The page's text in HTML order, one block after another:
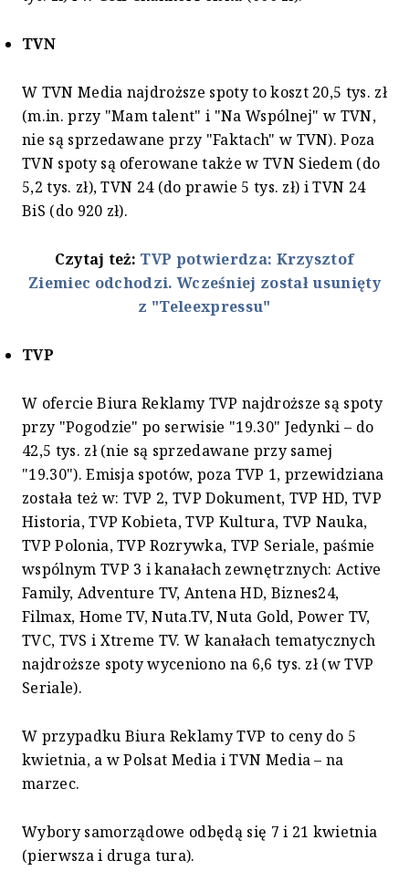
TVN
W TVN Media najdroższe spoty to koszt 20,5 tys. zł
(m.in. przy "Mam talent" i "Na Wspólnej" w TVN,
nie są sprzedawane przy "Faktach" w TVN). Poza
TVN spoty są oferowane także w TVN Siedem (do
5,2 tys. zł), TVN 24 (do prawie 5 tys. zł) i TVN 24
BiS (do 920 zł).
Czytaj też: TVP potwierdza: Krzysztof
Ziemiec odchodzi. Wcześniej został usunięty
z "Teleexpressu"
TVP
W ofercie Biura Reklamy TVP najdroższe są spoty
przy "Pogodzie" po serwisie "19.30" Jedynki – do
42,5 tys. zł (nie są sprzedawane przy samej
"19.30"). Emisja spotów, poza TVP 1, przewidziana
została też w: TVP 2, TVP Dokument, TVP HD, TVP
Historia, TVP Kobieta, TVP Kultura, TVP Nauka,
TVP Polonia, TVP Rozrywka, TVP Seriale, paśmie
wspólnym TVP 3 i kanałach zewnętrznych: Active
Family, Adventure TV, Antena HD, Biznes24,
Filmax, Home TV, Nuta.TV, Nuta Gold, Power TV,
TVC, TVS i Xtreme TV. W kanałach tematycznych
najdroższe spoty wyceniono na 6,6 tys. zł (w TVP
Seriale).
W przypadku Biura Reklamy TVP to ceny do 5
kwietnia, a w Polsat Media i TVN Media – na
marzec.
Wybory samorządowe odbędą się 7 i 21 kwietnia
(pierwsza i druga tura).